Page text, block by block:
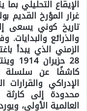
الإيقاع التحليلي
غرار المؤرخ القديم
تاريخ كوني يسعى
والذرائع
الزمني الذي يبدأ
28
كاشفًا عن
الإدراكي
محدودة إلى كارثة
العالمية الأولى،